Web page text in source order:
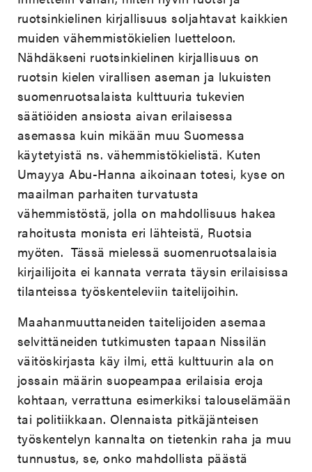
ruotsinkielinen kirjallisuus soljahtavat kaikkien
muiden vähemmistökielien luetteloon.
Nähdäkseni ruotsinkielinen kirjallisuus on
ruotsin kielen virallisen aseman ja lukuisten
suomenruotsalaista kulttuuria tukevien
säätiöiden ansiosta aivan erilaisessa
asemassa kuin mikään muu Suomessa
käytetyistä ns. vähemmistökielistä. Kuten
Umayya Abu-Hanna aikoinaan totesi, kyse on
maailman parhaiten turvatusta
vähemmistöstä, jolla on mahdollisuus hakea
rahoitusta monista eri lähteistä, Ruotsia
myöten. Tässä mielessä suomenruotsalaisia
kirjailijoita ei kannata verrata täysin erilaisissa
tilanteissa työskenteleviin taitelijoihin.
Maahanmuuttaneiden taitelijoiden asemaa
selvittäneiden tutkimusten tapaan Nissilän
väitöskirjasta käy ilmi, että kulttuurin ala on
jossain määrin suopeampaa erilaisia eroja
kohtaan, verrattuna esimerkiksi talouselämään
tai politiikkaan. Olennaista pitkäjänteisen
työskentelyn kannalta on tietenkin raha ja muu
tunnustus, se, onko mahdollista päästä